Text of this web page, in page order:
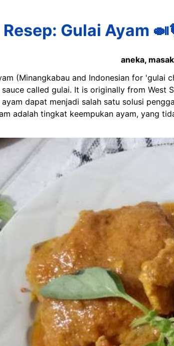
Resep: Gulai Ayam
aneka,
(Minangkabau and Indonesian for
called gulai. It is originally from West
dapat menjadi salah satu solusi
adalah tingkat keempukan ayam, yang